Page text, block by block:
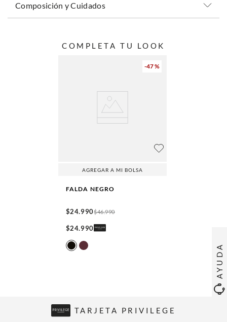
AYUDA
Composición y Cuidados
COMPLETA TU LOOK
-47 %
AGREGAR A MI BOLSA
FALDA NEGRO
$24.990$46.990
$24.990
TARJETA PRIVILEGE